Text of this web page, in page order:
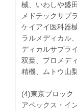
械、いわしや盛
メドテックサプ
ケイアイ医科器
ラルメディカル
ディカルサプラ
双葉、プロメデ
精機、ムトウ山
(4)東京ブロック
アペックス・イ